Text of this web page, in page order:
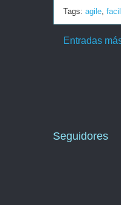
Tags: agile
Entradas
Seguidores